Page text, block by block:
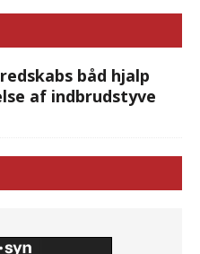
båd hjalp
af indbrudstyve